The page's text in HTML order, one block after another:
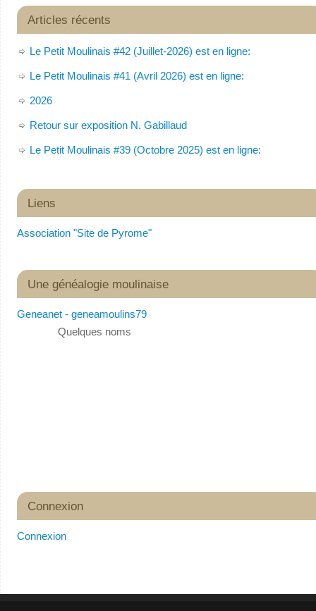
Articles récents
Le Petit Moulinais #42 (Juillet-2026) est en ligne:
Le Petit Moulinais #41 (Avril 2026) est en ligne:
2026
Retour sur exposition N. Gabillaud
Le Petit Moulinais #39 (Octobre 2025) est en ligne:
Liens
Association "Site de Pyrome"
Une généalogie moulinaise
Geneanet - geneamoulins79
Quelques noms
Connexion
Connexion